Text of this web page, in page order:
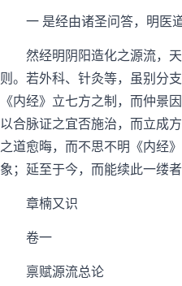
一 是经由诸圣问答，明医道
然经明阴阳造化之源流，天
则。若外科、针灸等，虽别分
《内经》立七方之制，而仲景
以合脉证之宜否施治，而立成
之道愈晦，而不思不明《内经
象；延至于今，而能续此一缕
章楠又识
卷一
禀赋源流总论